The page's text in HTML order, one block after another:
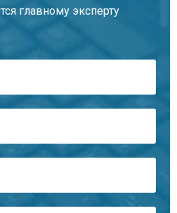
главному эксперту